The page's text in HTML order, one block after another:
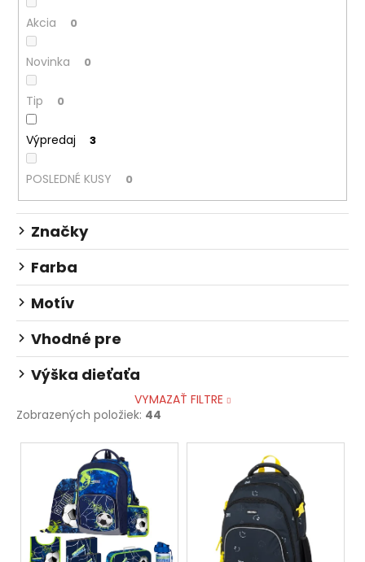
o
d
u
k
o
v
Akcia 0
Novinka 0
Tip 0
Výpredaj 3
POSLEDNÉ KUSY 0
Značky
Farba
Motív
Vhodné pre
Výška dieťaťa
VYMAZAŤ FILTRE
Zobrazených položiek: 44
V
BOX
NA
ZOŠITY
A4
JUMBO
PLAYWORLD
PIXEL
5,96
€